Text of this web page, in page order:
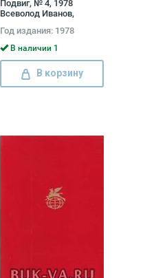
Подвиг, № 4, 1978
Всеволод Иванов,
Год издания: 1978
В наличии 1
В корзину